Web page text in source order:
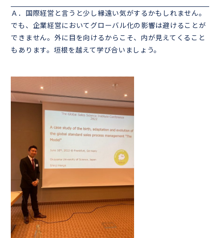
Ａ．国際経営と言うと少し縁遠い気がするかもしれません。
でも、企業経営においてグローバル化の影響は避けることが
できません。外に目を向けるからこそ、内が見えてくること
もあります。垣根を越えて学び合いましょう。